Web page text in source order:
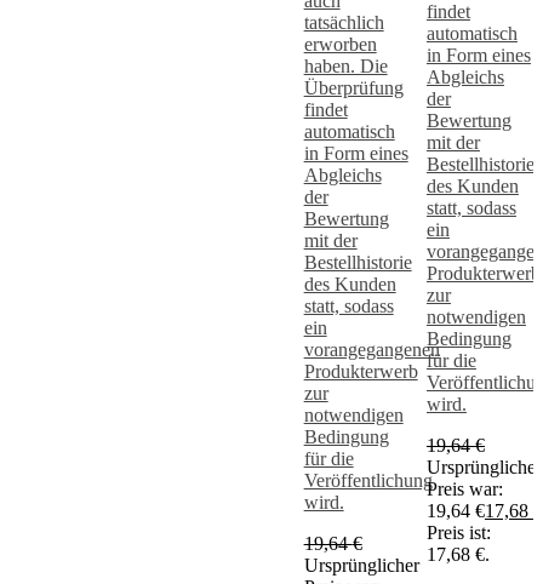
tatsächlich
erworben
haben. Die
Überprüfung
findet
automatisch
in Form eines
Abgleichs
der
Bewertung
mit der
Bestellhistorie
des Kunden
statt, sodass
ein
vorangegangenen
Produkterwerb
zur
notwendigen
Bedingung
für die
Veröffentlichung
wird.
19,64€
Ursprünglicher
findet
automatisch
in Form eines
Abgleichs
der
Bewertung
mit der
Bestellhistorie
des Kunden
statt, sodass
ein
Produkterwerb
zur
notwendigen
Bedingung
für die
wird.
19,64€
Ursprünglicher
Preis war:
19,64 €17,68
Preis ist:
17,68 €.